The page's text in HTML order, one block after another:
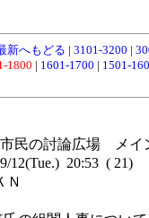
新へもどる | 3101-3200 |
1800 | 1601-1700 | 1501-
の討論広場 メイ
20:53 ( 21)
Ｎ